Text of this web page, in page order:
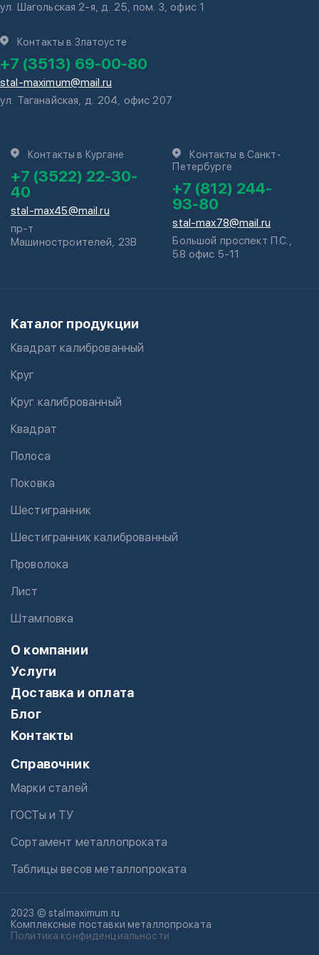
ул. Шагольская 2-я, д. 25, пом. 3, офис 1
Контакты в Златоусте
+7 (3513) 69-00-80
stal-maximum@mail.ru
ул. Таганайская, д. 204, офис 207
Контакты в Кургане
+7 (3522) 22-30-
40
stal-max45@mail.ru
пр-т
Машиностроителей, 23В
Контакты в Санкт-
Петербурге
+7 (812) 244-
93-80
stal-max78@mail.ru
Большой проспект П.С.,
58 офис 5-11
Каталог продукции
Квадрат калиброванный
Круг
Круг калиброванный
Квадрат
Полоса
Поковка
Шестигранник
Шестигранник калиброванный
Проволока
Лист
Штамповка
О компании
Услуги
Доставка и оплата
Блог
Контакты
Справочник
Марки сталей
ГОСТы и ТУ
Сортамент металлопроката
Таблицы весов металлопроката
2023 © stalmaximum.ru
Комплексные поставки металлопроката
Политика конфиденциальности